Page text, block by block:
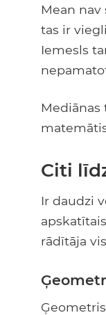
Mean
tas ir
Iemesls
Citi
Ir daudzi
rādītāja